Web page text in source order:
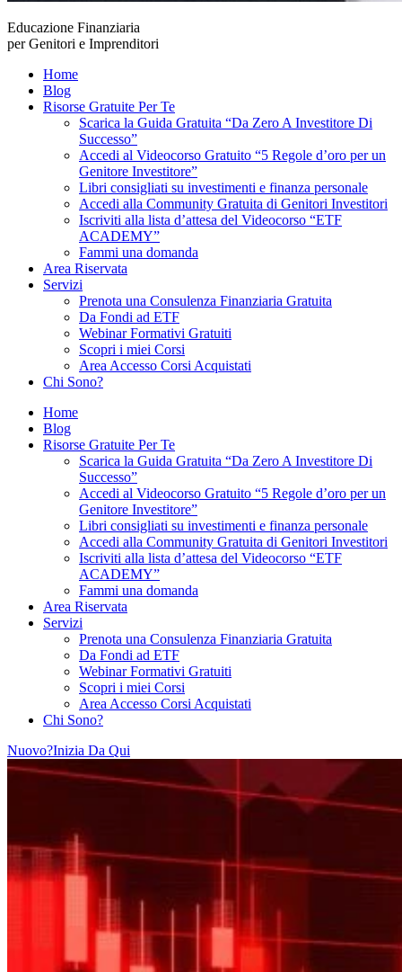
Educazione Finanziaria
per Genitori e Imprenditori
Home
Blog
Risorse Gratuite Per Te
Scarica la Guida Gratuita “Da Zero A Investitore Di
Successo”
Accedi al Videocorso Gratuito “5 Regole d’oro per un
Genitore Investitore”
Libri consigliati su investimenti e finanza personale
Accedi alla Community Gratuita di Genitori Investitori
Iscriviti alla lista d’attesa del Videocorso “ETF
ACADEMY”
Fammi una domanda
Area Riservata
Servizi
Prenota una Consulenza Finanziaria Gratuita
Da Fondi ad ETF
Webinar Formativi Gratuiti
Scopri i miei Corsi
Area Accesso Corsi Acquistati
Chi Sono?
Home
Blog
Risorse Gratuite Per Te
Scarica la Guida Gratuita “Da Zero A Investitore Di
Successo”
Accedi al Videocorso Gratuito “5 Regole d’oro per un
Genitore Investitore”
Libri consigliati su investimenti e finanza personale
Accedi alla Community Gratuita di Genitori Investitori
Iscriviti alla lista d’attesa del Videocorso “ETF
ACADEMY”
Fammi una domanda
Area Riservata
Servizi
Prenota una Consulenza Finanziaria Gratuita
Da Fondi ad ETF
Webinar Formativi Gratuiti
Scopri i miei Corsi
Area Accesso Corsi Acquistati
Chi Sono?
Nuovo?Inizia Da Qui